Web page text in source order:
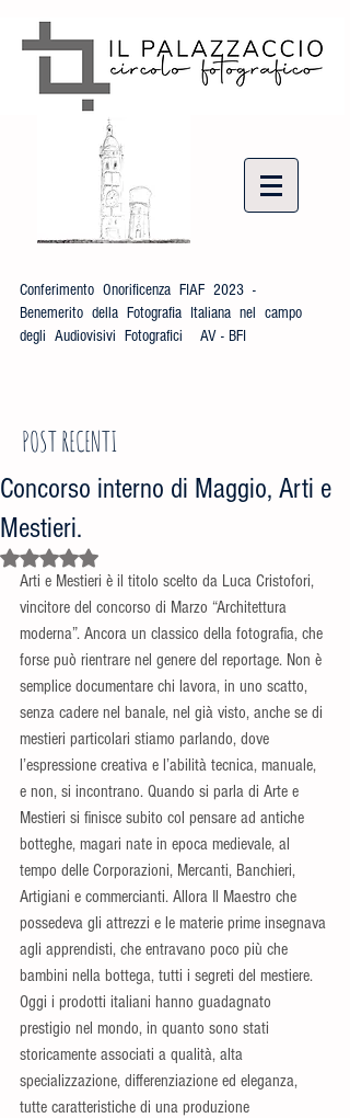
Conferimento Onorificenza FIAF 2023 -
Benemerito della Fotografia Italiana nel campo
degli Audiovisivi Fotografici AV - BFI
POST RECENTI
Concorso interno di Maggio, Arti e
Mestieri.
Valutazione NaN stelle su 5.
Arti e Mestieri è il titolo scelto da Luca Cristofori,
vincitore del concorso di Marzo “Architettura
moderna”. Ancora un classico della fotografia, che
forse può rientrare nel genere del reportage. Non è
semplice documentare chi lavora, in uno scatto,
senza cadere nel banale, nel già visto, anche se di
mestieri particolari stiamo parlando, dove
l’espressione creativa e l’abilità tecnica, manuale,
e non, si incontrano. Quando si parla di Arte e
Mestieri si finisce subito col pensare ad antiche
botteghe, magari nate in epoca medievale, al
tempo delle Corporazioni, Mercanti, Banchieri,
Artigiani e commercianti. Allora Il Maestro che
possedeva gli attrezzi e le materie prime insegnava
agli apprendisti, che entravano poco più che
bambini nella bottega, tutti i segreti del mestiere.
Oggi i prodotti italiani hanno guadagnato
prestigio nel mondo, in quanto sono stati
storicamente associati a qualità, alta
specializzazione, differenziazione ed eleganza,
tutte caratteristiche di una produzione